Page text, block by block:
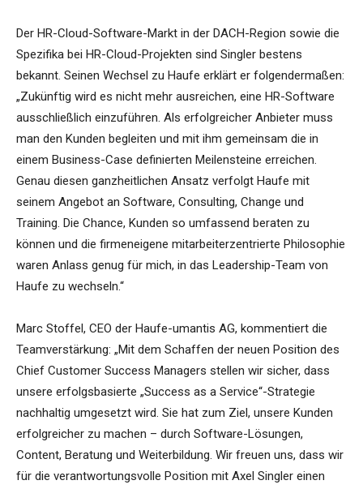
Der HR-Cloud-Software-Markt in der DACH-Region sowie die
Spezifika bei HR-Cloud-Projekten sind Singler bestens
bekannt. Seinen Wechsel zu Haufe erklärt er folgendermaßen:
„Zukünftig wird es nicht mehr ausreichen, eine HR-Software
ausschließlich einzuführen. Als erfolgreicher Anbieter muss
man den Kunden begleiten und mit ihm gemeinsam die in
einem Business-Case definierten Meilensteine erreichen.
Genau diesen ganzheitlichen Ansatz verfolgt Haufe mit
seinem Angebot an Software, Consulting, Change und
Training. Die Chance, Kunden so umfassend beraten zu
können und die firmeneigene mitarbeiterzentrierte Philosophie
waren Anlass genug für mich, in das Leadership-Team von
Haufe zu wechseln.“
Marc Stoffel, CEO der Haufe-umantis AG, kommentiert die
Teamverstärkung: „Mit dem Schaffen der neuen Position des
Chief Customer Success Managers stellen wir sicher, dass
unsere erfolgsbasierte „Success as a Service“-Strategie
nachhaltig umgesetzt wird. Sie hat zum Ziel, unsere Kunden
erfolgreicher zu machen – durch Software-Lösungen,
Content, Beratung und Weiterbildung. Wir freuen uns, dass wir
für die verantwortungsvolle Position mit Axel Singler einen